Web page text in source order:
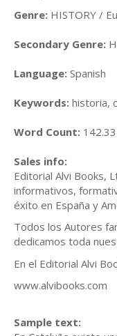
Genre: HISTORY /
Secondary Genre:
Language: Spanish
Keywords: historia,
Word Count:
Sales info:
Editorial Alvi Books,
informativos,
éxito en España y
Todos los Autores
dedicamos toda
En el Editorial Alvi
www.alvibooks.com
Sample text: